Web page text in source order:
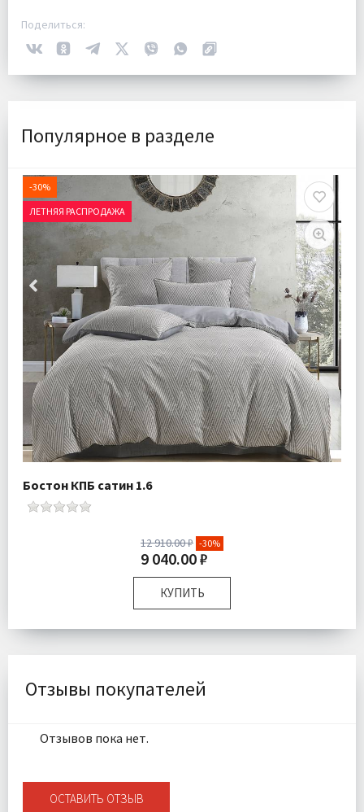
Поделиться:
Популярное в разделе
-30%
ЛЕТНЯЯ РАСПРОДАЖА
Бостон КПБ сатин 1.6
12 910.00 ₽ -30%
9 040.00 ₽
КУПИТЬ
Размер:
Полутороспальный
Ткань:
Доставка:
Отзывы покупателей
Отзывов пока нет.
ОСТАВИТЬ ОТЗЫВ